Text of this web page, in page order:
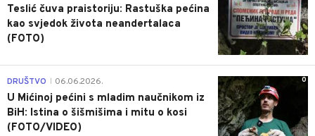
Teslić čuva praistoriju: Rastuška pećina
kao svjedok života neandertalaca
(FOTO)
0
DRUŠTVO 06.06.2026.
U Mićinoj pećini s mladim naučnikom iz
BiH: Istina o šišmišima i mitu o kosi
(FOTO/VIDEO)